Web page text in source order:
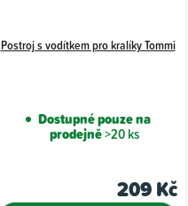
Postroj s vodítkem pro kralíky Tommi
Dostupné pouze na
prodejně>20 ks
209 Kč